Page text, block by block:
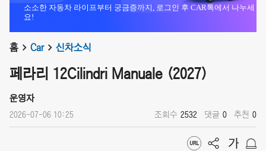
소소한 자동차 라이프부터 궁금증까지, 로그인 후 CAR톡에서 나누세
요!
홈 Car 신차소식
페라리 12Cilindri Manuale (2027)
운영자
2026-07-06 10:25 조회수 2532 댓글 0 추천 0